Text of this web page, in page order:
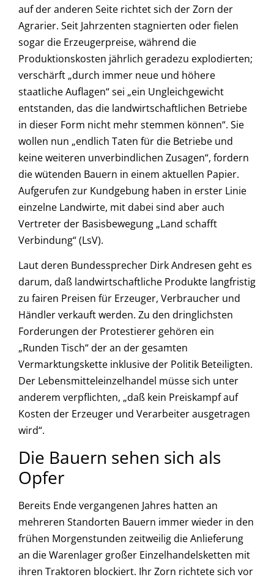
auf der anderen Seite richtet sich der Zorn der
Agrarier. Seit Jahrzenten stagnierten oder fielen
sogar die Erzeugerpreise, während die
Produktionskosten jährlich geradezu explodierten;
verschärft „durch immer neue und höhere
staatliche Auflagen“ sei „ein Ungleichgewicht
entstanden, das die landwirtschaftlichen Betriebe
in dieser Form nicht mehr stemmen können“. Sie
wollen nun „endlich Taten für die Betriebe und
keine weiteren unverbindlichen Zusagen“, fordern
die wütenden Bauern in einem aktuellen Papier.
Aufgerufen zur Kundgebung haben in erster Linie
einzelne Landwirte, mit dabei sind aber auch
Vertreter der Basisbewegung „Land schafft
Verbindung“ (LsV).
Laut deren Bundessprecher Dirk Andresen geht es
darum, daß landwirtschaftliche Produkte langfristig
zu fairen Preisen für Erzeuger, Verbraucher und
Händler verkauft werden. Zu den dringlichsten
Forderungen der Protestierer gehören ein
„Runden Tisch“ der an der gesamten
Vermarktungskette inklusive der Politik Beteiligten.
Der Lebensmitteleinzelhandel müsse sich unter
anderem verpflichten, „daß kein Preiskampf auf
Kosten der Erzeuger und Verarbeiter ausgetragen
wird“.
Die Bauern sehen sich als
Opfer
Bereits Ende vergangenen Jahres hatten an
mehreren Standorten Bauern immer wieder in den
frühen Morgenstunden zeitweilig die Anlieferung
an die Warenlager großer Einzelhandelsketten mit
ihren Traktoren blockiert. Ihr Zorn richtete sich vor